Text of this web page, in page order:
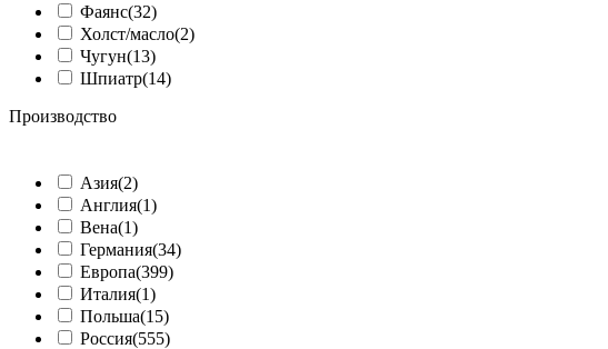
Фаянс(32)
Холст/масло(2)
Чугун(13)
Шпиатр(14)
Производство
Азия(2)
Англия(1)
Вена(1)
Германия(34)
Европа(399)
Италия(1)
Польша(15)
Россия(555)